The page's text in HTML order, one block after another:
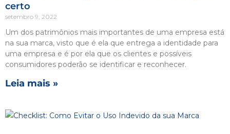
certo
setembro 9, 2022
Um dos patrimônios mais importantes de uma empresa está
na sua marca, visto que é ela que entrega a identidade para
uma empresa e é por ela que os clientes e possíveis
consumidores poderão se identificar e reconhecer.
Leia mais »